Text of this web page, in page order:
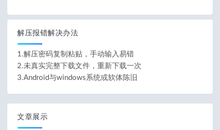
解压报错解决办法
1.解压密码复制粘贴，手动输入易错
2.未真实完整下载文件，重新下载一次
3.Android与windows系统或软体陈旧
文章展示